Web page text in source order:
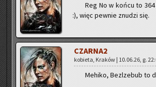
Reg No w końcu to
:), więc pew­nie znu­dzi się.
CZAR­NA2
ko­bie­ta, Kra­ków | 10.06.26, g.
Me­hi­ko, Bez­l­ze­bub to